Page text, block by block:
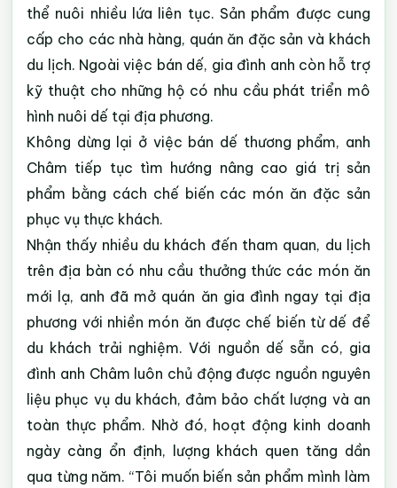
thể nuôi nhiều lứa liên tục. Sản phẩm được cung
cấp cho các nhà hàng, quán ăn đặc sản và khách
du lịch. Ngoài việc bán dế, gia đình anh còn hỗ trợ
kỹ thuật cho những hộ có nhu cầu phát triển mô
hình nuôi dế tại địa phương.
Không dừng lại ở việc bán dế thương phẩm, anh
Châm tiếp tục tìm hướng nâng cao giá trị sản
phẩm bằng cách chế biến các món ăn đặc sản
phục vụ thực khách.
Nhận thấy nhiều du khách đến tham quan, du lịch
trên địa bàn có nhu cầu thưởng thức các món ăn
mới lạ, anh đã mở quán ăn gia đình ngay tại địa
phương với nhiền món ăn được chế biến từ dế để
du khách trải nghiệm. Với nguồn dế sẵn có, gia
đình anh Châm luôn chủ động được nguồn nguyên
liệu phục vụ du khách, đảm bảo chất lượng và an
toàn thực phẩm. Nhờ đó, hoạt động kinh doanh
ngày càng ổn định, lượng khách quen tăng dần
qua từng năm. “Tôi muốn biến sản phẩm mình làm